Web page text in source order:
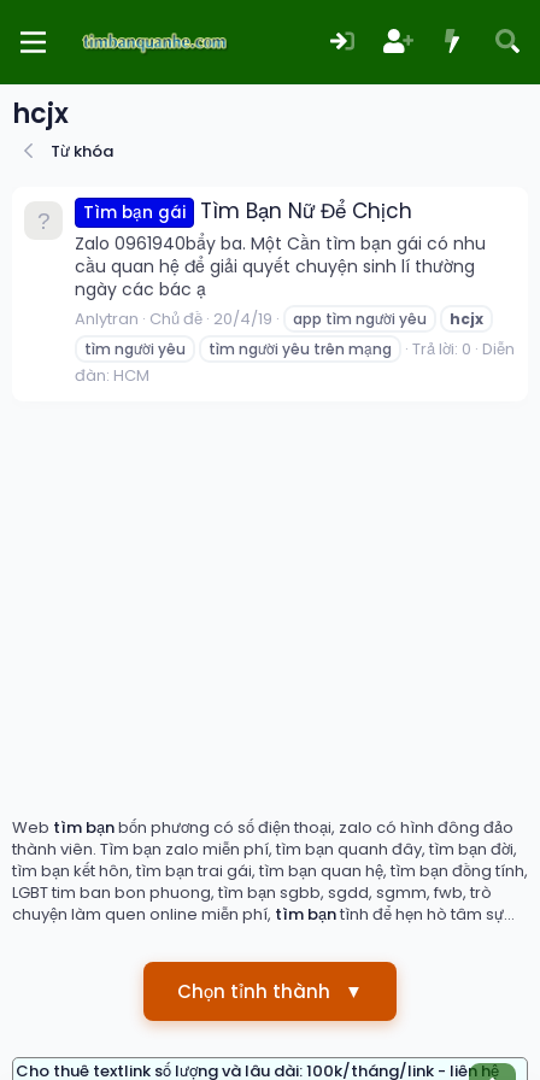
hcjx
Từ khóa
Tìm bạn gái Tìm Bạn Nữ Để Chịch
Zalo 0961940bẩy ba. Một Cần tìm bạn gái có nhu
cầu quan hệ để giải quyết chuyện sinh lí thường
ngày các bác ạ
Anlytran Chủ đề 20/4/19 app tìm người yêu
hcjx
tìm người yêu
tìm người yêu trên mạng Trả lời: 0 Diễn
đàn: HCM
Web tìm bạnbốn phương có số điện thoại, zalo có hình đông đảo
thành viên. Tìm bạn zalo miễn phí, tìm bạn quanh đây, tìm bạn đời,
tìm bạn kết hôn, tìm bạn trai gái, tìm bạn quan hệ, tìm bạn đồng tính,
LGBT tim ban bon phuong, tìm bạn sgbb, sgdd, sgmm, fwb, trò
chuyện làm quen online miễn phí, tìm bạntình để hẹn hò tâm sự...
Chọn tỉnh thành ▼
Cho thuê textlink số lượng và lâu dài: 100k/tháng/link - liên hệ